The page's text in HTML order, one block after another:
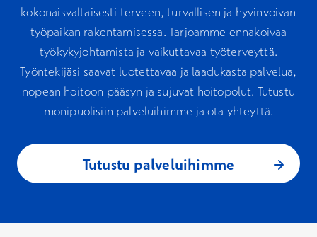
kokonaisvaltaisesti terveen, turvallisen ja hyvinvoivan
työpaikan rakentamisessa. Tarjoamme ennakoivaa
työkykyjohtamista ja vaikuttavaa työterveyttä.
Työntekijäsi saavat luotettavaa ja laadukasta palvelua,
nopean hoitoon pääsyn ja sujuvat hoitopolut. Tutustu
monipuolisiin palveluihimme ja ota yhteyttä.
Tutustu palveluihimme